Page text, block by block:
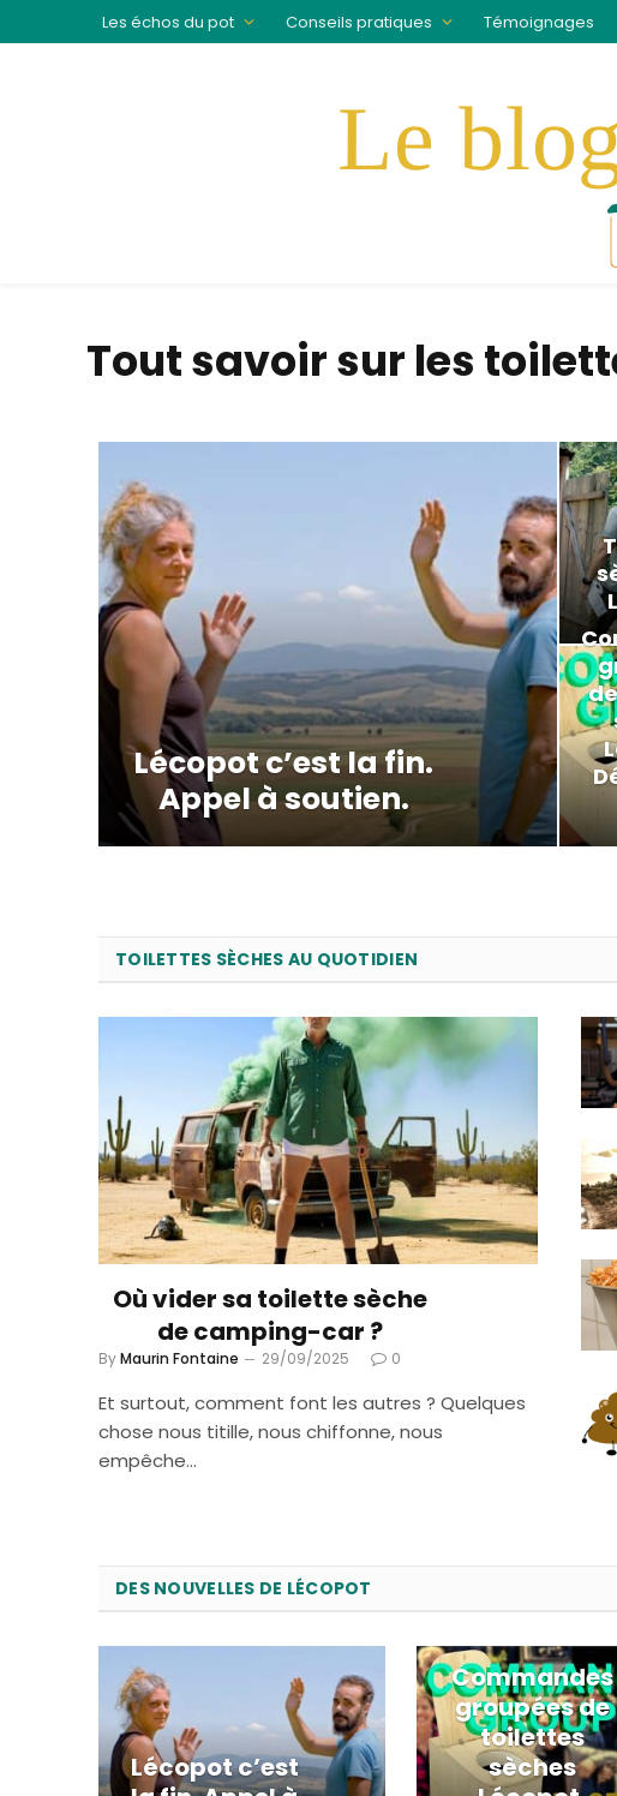
Les échos du pot Conseils pratiques Témoignages
Tout savoir sur les
Lécopot c’est la fin.
Appel à soutien.
TOILETTES SÈCHES AU QUOTIDIEN
Où vider sa toilette sèche
de camping-car ?
ByMaurin Fontaine 29/09/2025 0
Et surtout, comment font les autres ? Quelques
chose nous titille, nous chiffonne, nous
empêche…
DES NOUVELLES DE LÉCOPOT
Lécopot c’est
Commandes
groupées de
toilettes
sèches